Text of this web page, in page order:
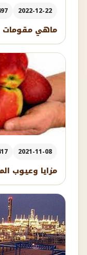
2022-12-22
ماهي مقومات
2021-11-08
مزايا وعيوب